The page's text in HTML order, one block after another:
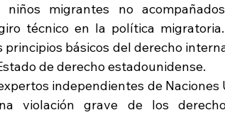
migrantes no
técnico en la política
básicos del derecho
de derecho estadounidense.
independientes de Naciones
violación grave de los